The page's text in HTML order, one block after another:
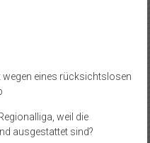
eines rücksichtslosen
weil die
ausgestattet sind?